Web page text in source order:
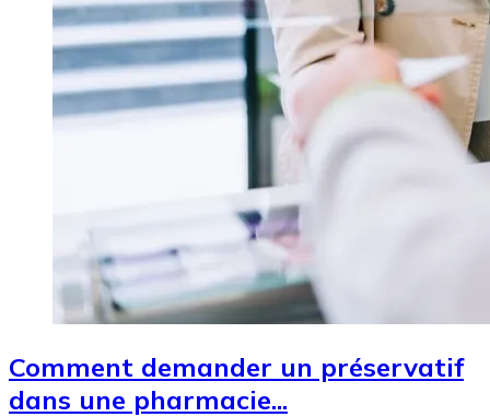
Comment demander un préservatif
dans une pharmacie...